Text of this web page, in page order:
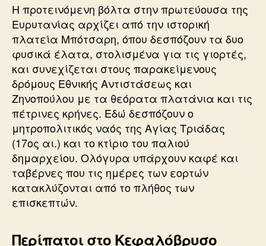
Η προτεινόμενη βόλτα στην πρωτεύουσα της
Ευρυτανίας αρχίζει από την ιστορική
πλατεία Μπότσαρη, όπου δεσπόζουν τα δυο
φυσικά έλατα, στολισμένα για τις γιορτές,
και συνεχίζεται στους παρακείμενους
δρόμους Εθνικής Αντιστάσεως και
Ζηνοπούλου με τα θεόρατα πλατάνια και τις
πέτρινες κρήνες. Εδώ δεσπόζουν ο
μητροπολιτικός ναός της Αγίας Τριάδας
(17ος αι.) και το κτίριο του παλιού
δημαρχείου. Ολόγυρα υπάρχουν καφέ και
ταβέρνες που τις ημέρες των εορτών
κατακλύζονται από το πλήθος των
επισκεπτών.
Περίπατοι στο Κεφαλόβρυσο